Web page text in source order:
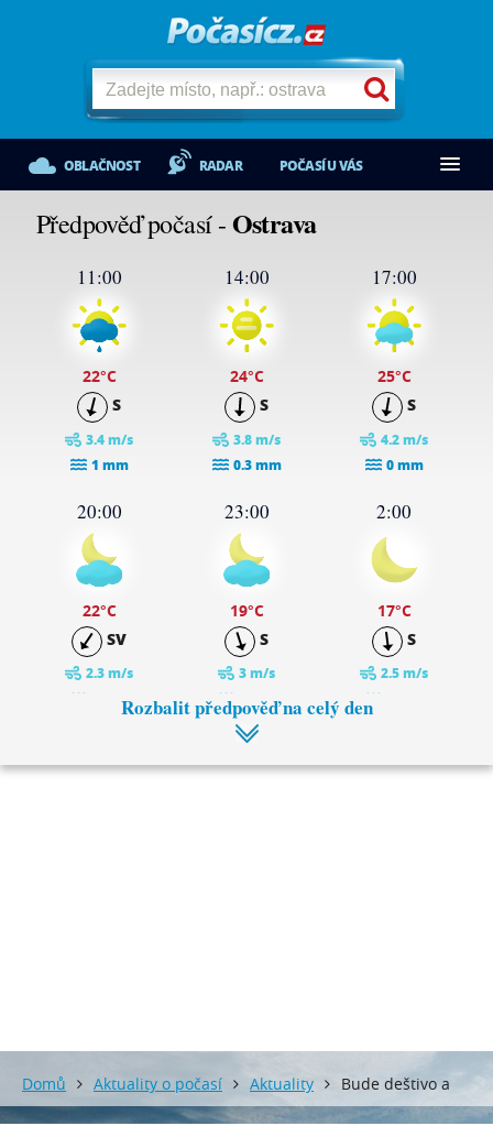
OBLAČNOST RADAR POČASÍ U VÁS
Předpověď počasí -Ostrava
11:00
22°C
S
3.4 m/s
1 mm
14:00
24°C
S
3.8 m/s
0.3 mm
17:00
25°C
S
4.2 m/s
0 mm
20:00
22°C
SV
2.3 m/s
0 mm
23:00
19°C
S
3 m/s
0 mm
2:00
17°C
S
2.5 m/s
Rozbalit předpověď na celý den
Domů Aktuality o počasí Aktuality Bude deštivo a
teploty porostou až na 10 °C